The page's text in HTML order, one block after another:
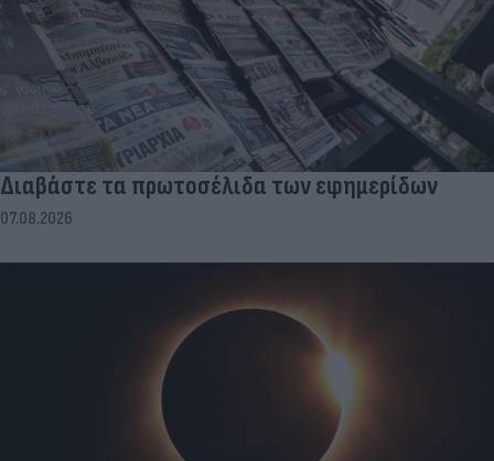
Διαβάστε τα πρωτοσέλιδα των εφημερίδων
07.08.2026